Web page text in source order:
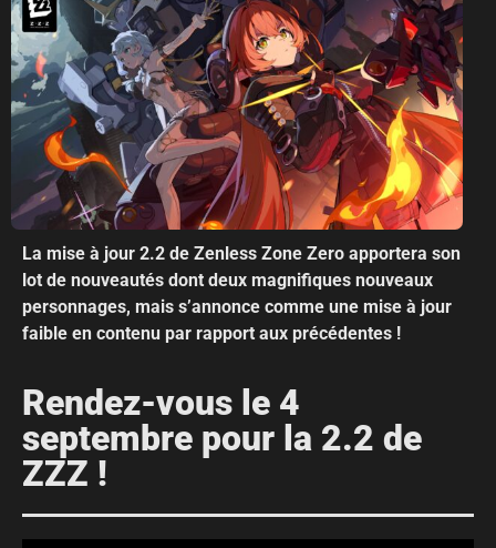
La mise à jour 2.2 de Zenless Zone Zero apportera son
lot de nouveautés dont deux magnifiques nouveaux
personnages, mais s’annonce comme une mise à jour
faible en contenu par rapport aux précédentes !
Rendez-vous le 4
septembre pour la 2.2 de
ZZZ !